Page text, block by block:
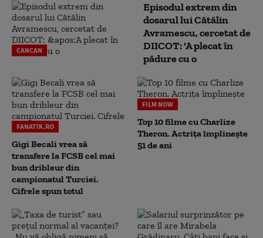
CANCAN
Episodul extrem din
dosarul lui Cătălin
Avramescu, cercetat de
DIICOT: 'A plecat în
pădure cu o
FANATIK.RO
Gigi Becali vrea să
transfere la FCSB cel mai
bun dribleur din
campionatul Turciei.
Cifrele spun totul
FILM NOW
Top 10 filme cu Charlize
Theron. Actrița împlinește
51 de ani